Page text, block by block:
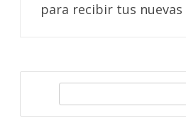
para recibir tus